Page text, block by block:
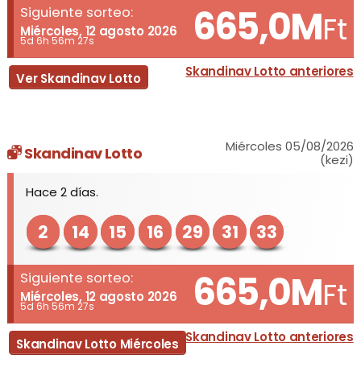
Siguiente sorteo:
Miércoles, 12 agosto 2026
5d 6h 56m 27s 665,0MFt
Ver Skandinav Lotto Skandinav Lotto anteriores
Skandinav Lotto
Miércoles 05/08/2026
(kezi)
Hace 2 días.
2 14 15 16 29 31 33
Siguiente sorteo:
Miércoles, 12 agosto 2026
5d 6h 56m 27s 665,0MFt
Skandinav Lotto Miércoles Skandinav Lotto anteriores